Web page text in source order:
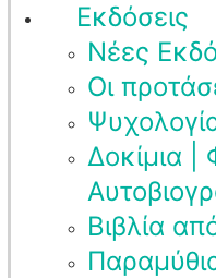
Εκδόσεις
Νέες
Οι
Δοκίμια |
Βιβλία